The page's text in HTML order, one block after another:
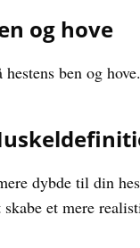
og hove
hestens ben og
dybde til din
et mere